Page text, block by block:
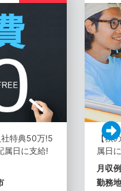
社特典50万!5
属日に支給!
【秋
属日
月収
勤務